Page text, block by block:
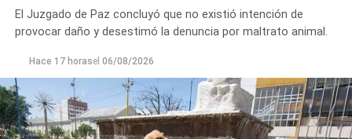
El Juzgado de Paz concluyó que no existió intención de
provocar daño y desestimó la denuncia por maltrato animal.
Hace 17 horasel 06/08/2026